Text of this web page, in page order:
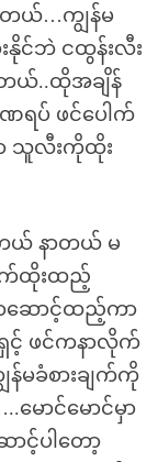
တယ်…ကျွန်မ
နိုင်ဘဲ ငထွန်းလီး
ယ်..ထိုအချိန်
ရပ် ဖင်ပေါက်
ာ သူလီးကိုထိုး
ယ် နာတယ် မ
က်ထိုးထည့်
ာဆောင့်ထည့်ကာ
င့် ဖင်ကနာလိုက်
န်မခံစားချက်ကို
ောင်မောင်မှာ
ာင့်ပါတော့